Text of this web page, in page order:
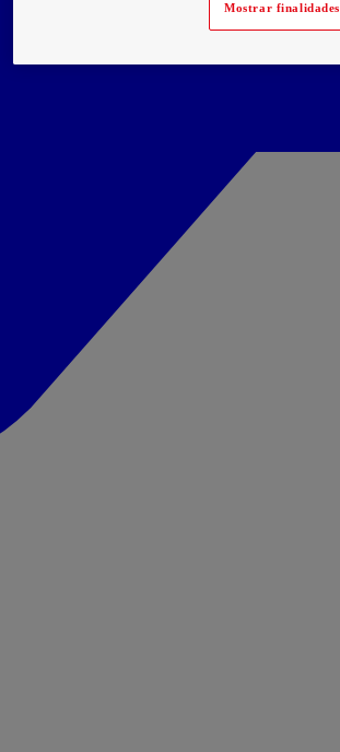
Mostrar finalidades